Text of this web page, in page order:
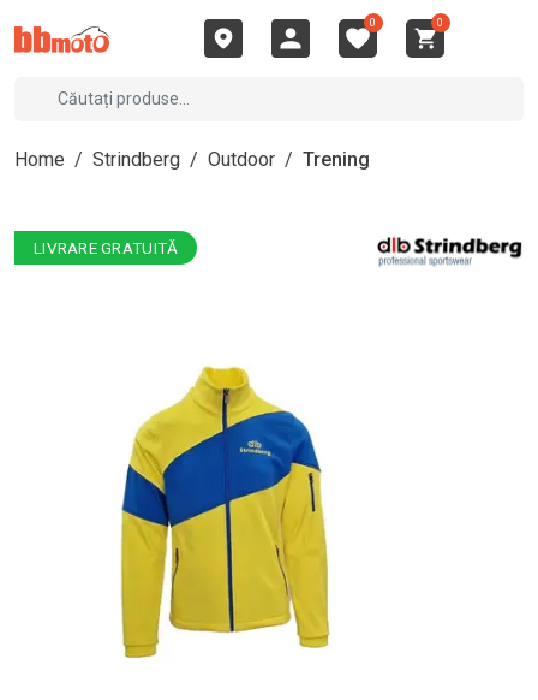
0 0
Home / Strindberg / Outdoor / Trening
LIVRARE GRATUITĂ